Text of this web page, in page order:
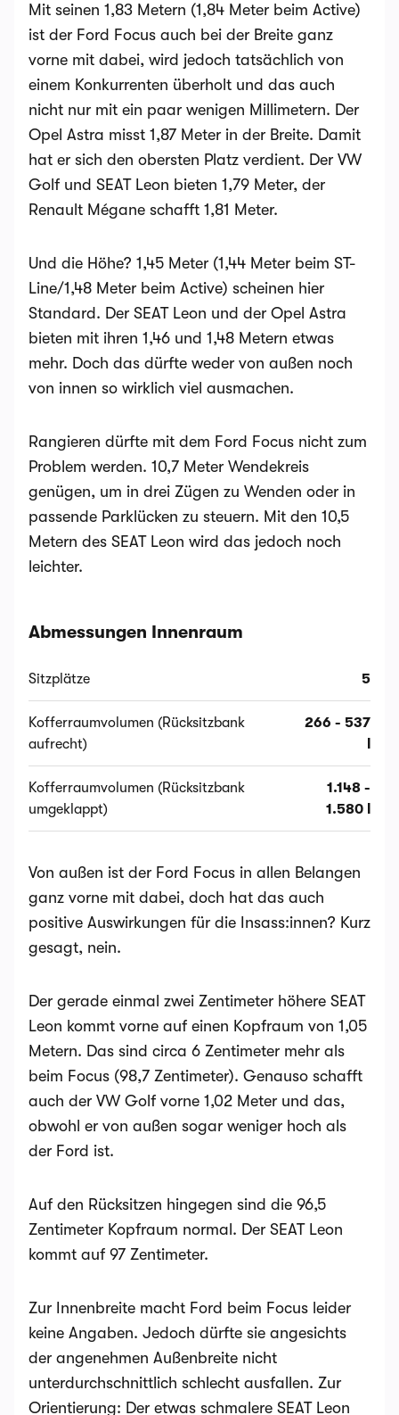
Mit seinen 1,83 Metern (1,84 Meter beim Active)
ist der Ford Focus auch bei der Breite ganz
vorne mit dabei, wird jedoch tatsächlich von
einem Konkurrenten überholt und das auch
nicht nur mit ein paar wenigen Millimetern. Der
Opel Astra misst 1,87 Meter in der Breite. Damit
hat er sich den obersten Platz verdient. Der VW
Golf und SEAT Leon bieten 1,79 Meter, der
Renault Mégane schafft 1,81 Meter.
Und die Höhe? 1,45 Meter (1,44 Meter beim ST-
Line/1,48 Meter beim Active) scheinen hier
Standard. Der SEAT Leon und der Opel Astra
bieten mit ihren 1,46 und 1,48 Metern etwas
mehr. Doch das dürfte weder von außen noch
von innen so wirklich viel ausmachen.
Rangieren dürfte mit dem Ford Focus nicht zum
Problem werden. 10,7 Meter Wendekreis
genügen, um in drei Zügen zu Wenden oder in
passende Parklücken zu steuern. Mit den 10,5
Metern des SEAT Leon wird das jedoch noch
leichter.
Abmessungen Innenraum
Sitzplätze 5
Kofferraumvolumen (Rücksitzbank
aufrecht)
266 - 537
Kofferraumvolumen (Rücksitzbank
umgeklappt)
1.148 -
1.580 l
Von außen ist der Ford Focus in allen Belangen
ganz vorne mit dabei, doch hat das auch
positive Auswirkungen für die Insass:innen? Kurz
gesagt, nein.
Der gerade einmal zwei Zentimeter höhere SEAT
Leon kommt vorne auf einen Kopfraum von 1,05
Metern. Das sind circa 6 Zentimeter mehr als
beim Focus (98,7 Zentimeter). Genauso schafft
auch der VW Golf vorne 1,02 Meter und das,
obwohl er von außen sogar weniger hoch als
der Ford ist.
Auf den Rücksitzen hingegen sind die 96,5
Zentimeter Kopfraum normal. Der SEAT Leon
kommt auf 97 Zentimeter.
Zur Innenbreite macht Ford beim Focus leider
keine Angaben. Jedoch dürfte sie angesichts
der angenehmen Außenbreite nicht
unterdurchschnittlich schlecht ausfallen. Zur
Orientierung: Der etwas schmalere SEAT Leon